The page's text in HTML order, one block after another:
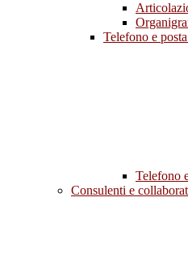
Telefono e
Telefono
Consulenti e